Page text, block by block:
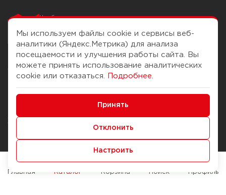
Чтобы вам легко
О компании
История Компании
Журнал
Наши марки
Брендирование
Помощь
Доставка и оплата
Способы оплаты
Служба контроля качества
Мы используем файлы cookie и сервисы веб-
аналитики (Яндекс.Метрика) для анализа
посещаемости и улучшения работы сайта. Вы
можете принять использование аналитических
cookie или отказаться.
Подробнее
Принять
Отклонить
Настроить
Главная Каталог Корзина Поиск Профиль